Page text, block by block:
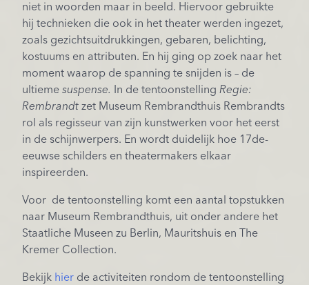
niet in woorden maar in beeld. Hiervoor gebruikte
hij technieken die ook in het theater werden ingezet,
zoals gezichtsuitdrukkingen, gebaren, belichting,
kostuums en attributen. En hij ging op zoek naar het
moment waarop de spanning te snijden is – de
ultieme suspense. In de tentoonstelling Regie:
Rembrandt zet Museum Rembrandthuis Rembrandts
rol als regisseur van zijn kunstwerken voor het eerst
in de schijnwerpers. En wordt duidelijk hoe 17de-
eeuwse schilders en theatermakers elkaar
inspireerden.
Voor de tentoonstelling komt een aantal topstukken
naar Museum Rembrandthuis, uit onder andere het
Staatliche Museen zu Berlin, Mauritshuis en The
Kremer Collection.
Bekijk hier de activiteiten rondom de tentoonstelling